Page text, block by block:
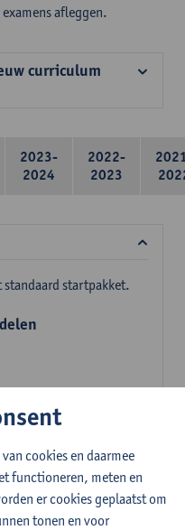
afleggen.
curriculum
2023-
2024
2022-
2023
standaard startpakket.
cookies en daarmee
functioneren, meten en
er cookies geplaatst om
tonen en voor